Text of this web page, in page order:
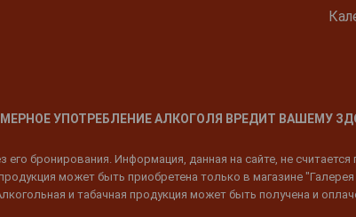
УПОТРЕБЛЕНИЕ АЛКОГОЛЯ ВРЕДИТ ВАШЕМУ
бронирования. Информация, данная на сайте, не
может быть приобретена только в магазине
и табачная продукция может быть получена и